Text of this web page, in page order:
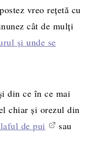
vreo rețetă cu
cât de mulți
și unde se
din ce în ce mai
chiar și orezul din
de pui
sau